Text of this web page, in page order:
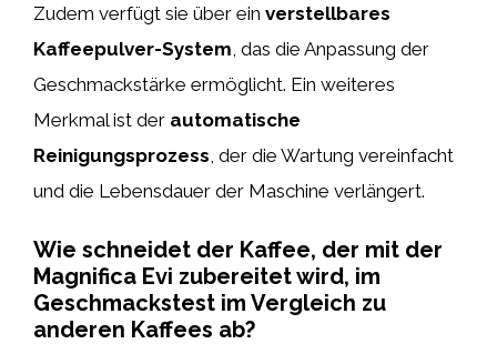
Zudem verfügt sie über ein verstellbares
Kaffeepulver-System , das die Anpassung der
Geschmackstärke ermöglicht. Ein weiteres
Merkmal ist der automatische
Reinigungsprozess , der die Wartung vereinfacht
und die Lebensdauer der Maschine verlängert.
Wie schneidet der Kaffee, der mit der
Magnifica Evi zubereitet wird, im
Geschmackstest im Vergleich zu
anderen Kaffees ab?